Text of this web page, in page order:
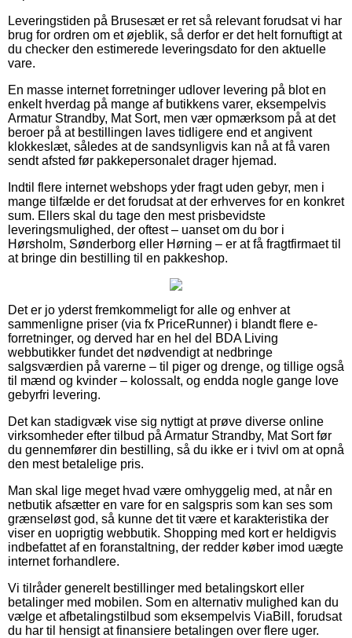
Leveringstiden på Brusesæt er ret så relevant forudsat vi har
brug for ordren om et øjeblik, så derfor er det helt fornuftigt at
du checker den estimerede leveringsdato for den aktuelle
vare.
En masse internet forretninger udlover levering på blot en
enkelt hverdag på mange af butikkens varer, eksempelvis
Armatur Strandby, Mat Sort, men vær opmærksom på at det
beroer på at bestillingen laves tidligere end et angivent
klokkeslæt, således at de sandsynligvis kan nå at få varen
sendt afsted før pakkepersonalet drager hjemad.
Indtil flere internet webshops yder fragt uden gebyr, men i
mange tilfælde er det forudsat at der erhverves for en konkret
sum. Ellers skal du tage den mest prisbevidste
leveringsmulighed, der oftest – uanset om du bor i
Hørsholm, Sønderborg eller Hørning – er at få fragtfirmaet til
at bringe din bestilling til en pakkeshop.
Det er jo yderst fremkommeligt for alle og enhver at
sammenligne priser (via fx PriceRunner) i blandt flere e-
forretninger, og derved har en hel del BDA Living
webbutikker fundet det nødvendigt at nedbringe
salgsværdien på varerne – til piger og drenge, og tillige også
til mænd og kvinder – kolossalt, og endda nogle gange love
gebyrfri levering.
Det kan stadigvæk vise sig nyttigt at prøve diverse online
virksomheder efter tilbud på Armatur Strandby, Mat Sort før
du gennemfører din bestilling, så du ikke er i tvivl om at opnå
den mest betalelige pris.
Man skal lige meget hvad være omhyggelig med, at når en
netbutik afsætter en vare for en salgspris som kan ses som
grænseløst god, så kunne det tit være et karakteristika der
viser en uoprigtig webbutik. Shopping med kort er heldigvis
indbefattet af en foranstaltning, der redder køber imod uægte
internet forhandlere.
Vi tilråder generelt bestillinger med betalingskort eller
betalinger med mobilen. Som en alternativ mulighed kan du
vælge et afbetalingstilbud som eksempelvis ViaBill, forudsat
du har til hensigt at finansiere betalingen over flere uger.